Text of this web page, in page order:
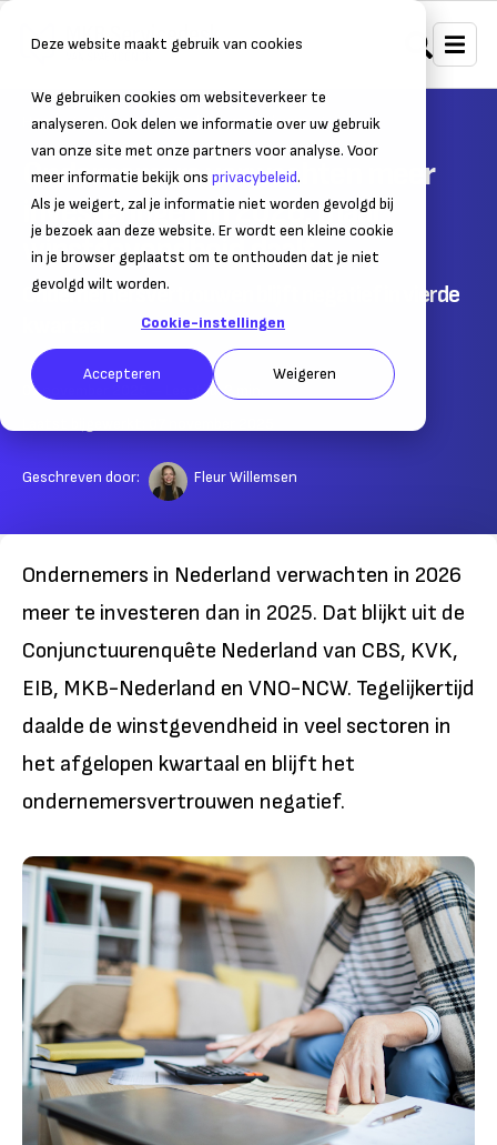
Deze website maakt gebruik van cookies
We gebruiken cookies om websiteverkeer te
analyseren. Ook delen we informatie over uw gebruik
van onze site met onze partners voor analyse. Voor
meer informatie bekijk ons privacybeleid.
Als je weigert, zal je informatie niet worden gevolgd bij
je bezoek aan deze website. Er wordt een kleine cookie
in je browser geplaatst om te onthouden dat je niet
gevolgd wilt worden.
Cookie-instellingen
Accepteren Weigeren
Home Nieuws Ondernemersnieuws
Ondernemers verwachten meer
investeringen in 2026, maar
winstgevendheid daalt
Ondernemersvertrouwen blijft negatief in vierde
07 november 2025 – Leestijd:2
Geschreven door: Fleur Willemsen
Ondernemers in Nederland verwachten in 2026
meer te investeren dan in 2025. Dat blijkt uit de
Conjunctuurenquête Nederland van CBS, KVK,
EIB, MKB-Nederland en VNO-NCW. Tegelijkertijd
daalde de winstgevendheid in veel sectoren in
het afgelopen kwartaal en blijft het
ondernemersvertrouwen negatief.